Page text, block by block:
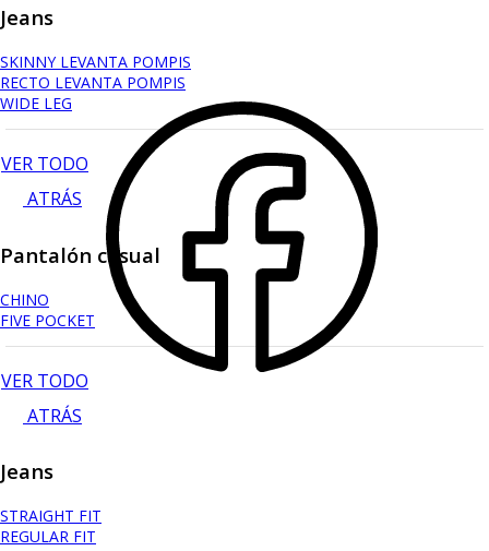
Jeans
SKINNY LEVANTA POMPIS
RECTO LEVANTA POMPIS
WIDE LEG
VER TODO
ATRÁS
Pantalón casual
CHINO
FIVE POCKET
VER TODO
ATRÁS
Jeans
STRAIGHT FIT
REGULAR FIT